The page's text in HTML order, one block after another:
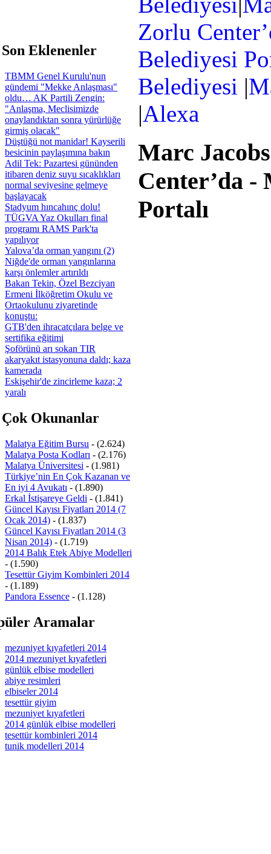
Eklenenler
TBMM Genel Kurulu'nun
gündemi "Mekke Anlaşması"
oldu… AK Partili Zengin:
"Anlaşma, Meclisimizde
onaylandıktan sonra yürürlüğe
girmiş olacak"
Düştüğü not manidar! Kayserili
besicinin paylaşımına bakın
Adil Tek: Pazartesi gününden
itibaren deniz suyu sıcaklıkları
normal seviyesine gelmeye
başlayacak
Stadyum hıncahınç dolu!
TÜGVA Yaz Okulları final
programı RAMS Park'ta
yapılıyor
Yalova’da orman yangını (2)
Niğde'de orman yangınlarına
karşı önlemler artırıldı
Bakan Tekin, Özel Bezciyan
Ermeni İlköğretim Okulu ve
Ortaokulunu ziyaretinde
konuştu:
GTB'den ihracatçılara belge ve
sertifika eğitimi
Şoförünü arı sokan TIR
akaryakıt istasyonuna daldı; kaza
kamerada
Eskişehir'de zincirleme kaza; 2
yaralı
Okunanlar
Malatya Eğitim Bursu - (2.624)
Malatya Posta Kodları - (2.176)
Malatya Üniversitesi - (1.981)
Türkiye’nin En Çok Kazanan ve
En iyi 4 Avukatı - (1.890)
Erkal İstişareye Geldi - (1.841)
Güncel Kayısı Fiyatları 2014 (7
Ocak 2014) - (1.837)
Güncel Kayısı Fiyatları 2014 (3
Nisan 2014) - (1.719)
2014 Balık Etek Abiye Modelleri
- (1.590)
Tesettür Giyim Kombinleri 2014
- (1.189)
Pandora Essence - (1.128)
Aramalar
mezuniyet kıyafetleri 2014
2014 mezuniyet kıyafetleri
günlük elbise modelleri
abiye resimleri
elbiseler 2014
tesettür giyim
mezuniyet kıyafetleri
2014 günlük elbise modelleri
tesettür kombinleri 2014
tunik modelleri 2014
Zorlu
Belediyesi
Belediyesi |
|Alexa
Marc
Center’da -
Portalı